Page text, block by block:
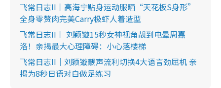
飞常日志II丨高海宁贴身运动服晒“天花板S身形”
全身零赘肉完美Carry极虾人着造型
飞常日志II丨 刘颖镟15秒女神视角靓到电晕周嘉
洛！亲揭最大心理障碍：小心落楼梯
飞常日志II｜刘颖镟靓声流利切换4大语言劲屈机 亲
揭为8秒日语对白做足练习